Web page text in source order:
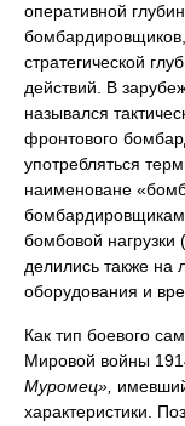
оперативной
стратегической
действий. В
назывался
фронтового
употребляться
наименоване
бомбовой
делились также на
оборудования и
Как тип боевого
Мировой войны
Муромец»,
характеристики.